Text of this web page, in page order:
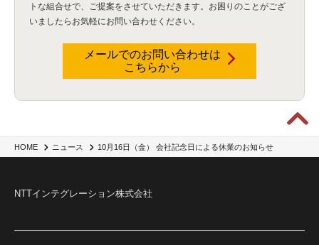
HOME ニュース 10月16日（金） 会社記念日による休業のお知らせ
トな組合せで、
ご提案をさせていただきます。お困りのことがござ
いましたらお気軽にお問い合わせください。
メールでのお問い合わせは
こちらから
NTTインテグレーション株式会社